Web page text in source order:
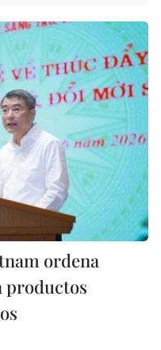
ordena
productos